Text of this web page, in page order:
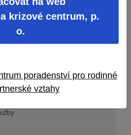
krizové centrum, p.
o.
poradenství pro rodinné
vztahy